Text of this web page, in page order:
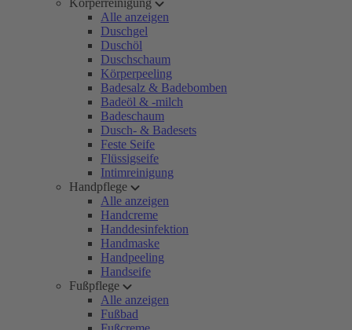
Körperreinigung
Alle anzeigen
Duschgel
Duschöl
Duschschaum
Körperpeeling
Badesalz & Badebomben
Badeöl & -milch
Badeschaum
Dusch- & Badesets
Feste Seife
Flüssigseife
Intimreinigung
Handpflege
Alle anzeigen
Handcreme
Handdesinfektion
Handmaske
Handpeeling
Handseife
Fußpflege
Alle anzeigen
Fußbad